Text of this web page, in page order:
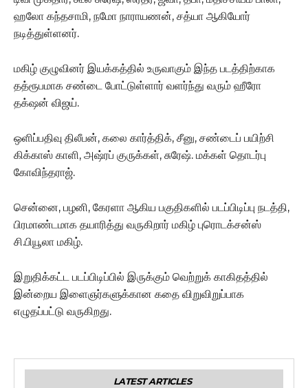
ஹலோ கந்தசாமி, நமோ நாராயணன், சத்யா ஆகியோர்
நடித்துள்ளனர்.
மகிழ் குழுவினர் இயக்கத்தில் உருவாகும் இந்த படத்திற்காக
தத்ரூபமாக சண்டை போட்டுள்ளார் வளர்ந்து வரும் ஹீரோ
தக்‌ஷன் விஜய்.
ஒளிப்பதிவு திலீபன், கலை கார்த்திக், சீனு, சண்டைப் பயிற்சி
கிக்காஸ் காளி, அஷ்ரப் குருக்கள், சுரேஷ். மக்கள் தொடர்பு
கோவிந்தராஜ்.
சென்னை, பழனி, கேரளா ஆகிய பகுதிகளில் படப்பிடிப்பு நடத்தி,
பிரமாண்டமாக தயாரித்து வருகிறார் மகிழ் புரொடக்சன்ஸ்
சி.பியூலா மகிழ்.
இறுதிக்கட்ட படப்பிடிப்பில் இருக்கும் வெற்றுக் காகிதத்தில்
இன்றைய இளைஞர்களுக்கான கதை விறுவிறுப்பாக
எழுதப்பட்டு வருகிறது.
LATEST ARTICLES